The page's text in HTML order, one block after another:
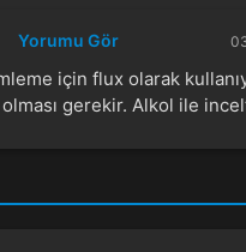
Yorumu Gör
için flux olarak
gerekir. Alkol ile